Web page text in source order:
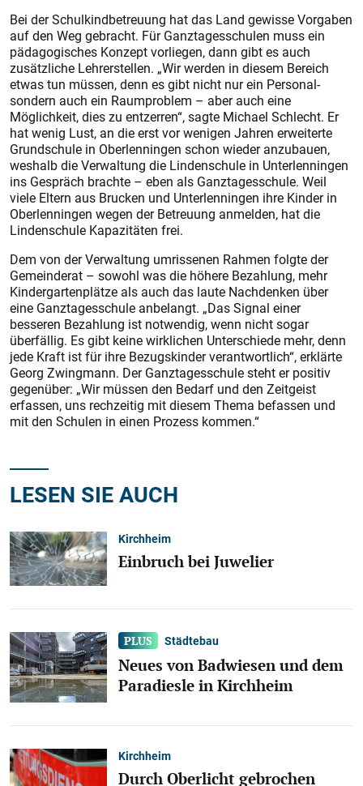
Bei der Schulkindbetreuung hat das Land gewisse Vorgaben
auf den Weg gebracht. Für Ganztagesschulen muss ein
pädagogisches Konzept vorliegen, dann gibt es auch
zusätzliche Lehrerstellen. „Wir werden in diesem Bereich
etwas tun müssen, denn es gibt nicht nur ein Personal-
sondern auch ein Raumproblem – aber auch eine
Möglichkeit, dies zu entzerren“, sagte Michael Schlecht. Er
hat wenig Lust, an die erst vor wenigen Jahren erweiterte
Grundschule in Oberlenningen schon wieder anzubauen,
weshalb die Verwaltung die Lindenschule in Unterlenningen
ins Gespräch brachte – eben als Ganztagesschule. Weil
viele Eltern aus Brucken und Unterlenningen ihre Kinder in
Oberlenningen wegen der Betreuung anmelden, hat die
Lindenschule Kapazitäten frei.
Dem von der Verwaltung umrissenen Rahmen folgte der
Gemeinderat – sowohl was die höhere Bezahlung, mehr
Kindergartenplätze als auch das laute Nachdenken über
eine Ganztagesschule anbelangt. „Das Signal einer
besseren Bezahlung ist notwendig, wenn nicht sogar
überfällig. Es gibt keine wirklichen Unterschiede mehr, denn
jede Kraft ist für ihre Bezugskinder verantwortlich“, erklärte
Georg Zwingmann. Der Ganztagesschule steht er positiv
gegenüber: „Wir müssen den Bedarf und den Zeitgeist
erfassen, uns rechzeitig mit diesem Thema befassen und
mit den Schulen in einen Prozess kommen.“
LESEN SIE AUCH
Kirchheim
Einbruch bei Juwelier
Städtebau
Neues von Badwiesen und dem
Paradiesle in Kirchheim
Kirchheim
Durch Oberlicht gebrochen